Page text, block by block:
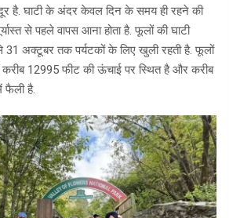
है. घाटी के अंदर केवल दिन के समय ही रहने की
से पहले वापस आना होता है. फूलों की घाटी
31 अक्टूबर तक पर्यटकों के लिए खुली रहती है. फूलों
12995 फीट की ऊंचाई पर स्थित है और करीब
फैली है.